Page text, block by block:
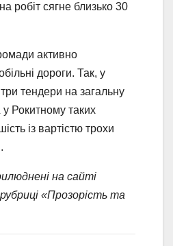
робіт сягне близько 30
активно
дороги. Так, у
тендери на загальну
Рокитному таких
із вартістю трохи
на сайті
«Прозорість та